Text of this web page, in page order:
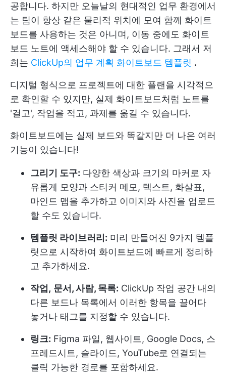
공합니다. 하지만 오늘날의 현대적인 업무 환경에서
는 팀이 항상 같은 물리적 위치에 모여 함께 화이트
보드를 사용하는 것은 아니며, 이동 중에도 화이트
보드 노트에 액세스해야 할 수 있습니다. 그래서 저
희는 ClickUp의 업무 계획 화이트보드 템플릿 .
디지털 형식으로 프로젝트에 대한 플랜을 시각적으
로 확인할 수 있지만, 실제 화이트보드처럼 노트를
'걸고', 작업을 적고, 과제를 옮길 수 있습니다.
화이트보드에는 실제 보드와 똑같지만 더 나은 여러
기능이 있습니다!
그리기 도구: 다양한 색상과 크기의 마커로 자
유롭게 모양과 스티커 메모, 텍스트, 화살표,
마인드 맵을 추가하고 이미지와 사진을 업로드
할 수도 있습니다.
템플릿 라이브러리: 미리 만들어진 9가지 템플
릿으로 시작하여 화이트보드에 빠르게 정리하
고 추가하세요.
작업, 문서, 사람, 목록: ClickUp 작업 공간 내의
다른 보드나 목록에서 이러한 항목을 끌어다
놓거나 태그를 지정할 수 있습니다.
링크: Figma 파일, 웹사이트, Google Docs, 스
프레드시트, 슬라이드, YouTube로 연결되는
클릭 가능한 경로를 포함하세요.